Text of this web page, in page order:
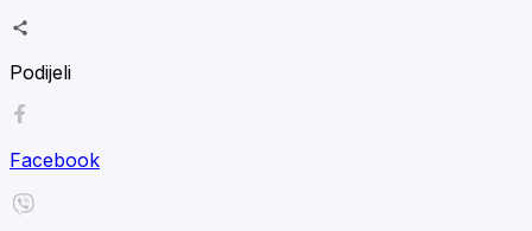
Podijeli
Facebook